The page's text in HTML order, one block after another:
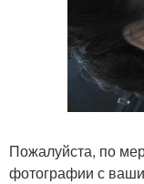
Пожалуйста, по
фотографии с